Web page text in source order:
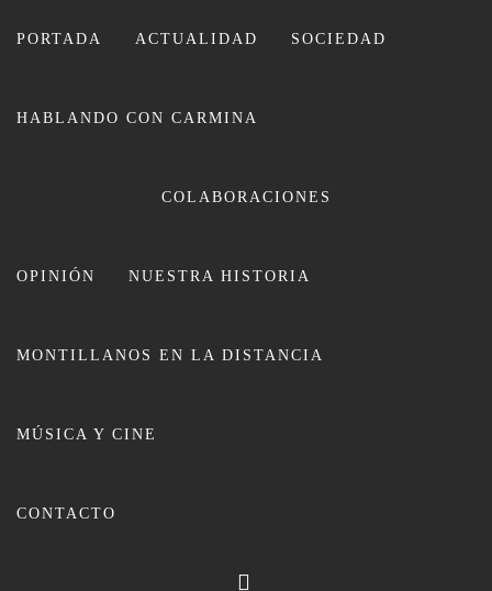
PORTADA ACTUALIDAD SOCIEDAD
HABLANDO CON CARMINA
COLABORACIONES
OPINIÓN NUESTRA HISTORIA
MONTILLANOS EN LA DISTANCIA
MÚSICA Y CINE
CONTACTO